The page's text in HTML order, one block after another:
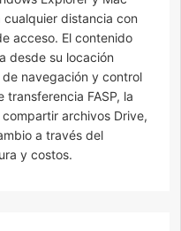
distancia con
acceso. El contenido
desde su locación
navegación y control
FASP, la
archivos Drive,
a través del
y costos.